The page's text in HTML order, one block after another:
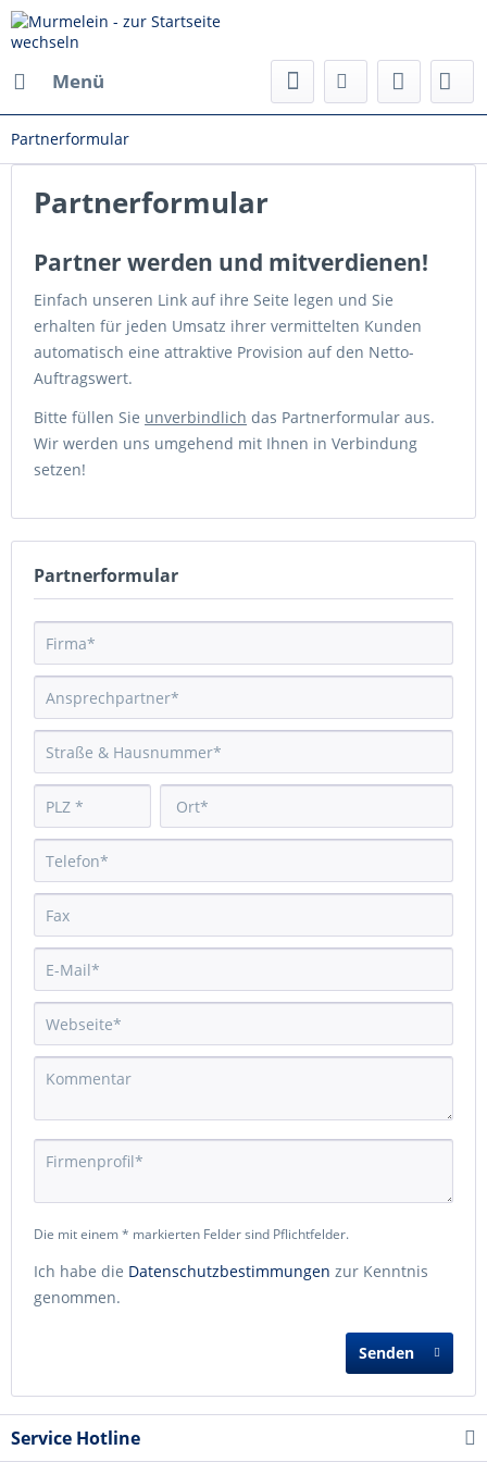
Menü
Partnerformular
Partnerformular
Partner werden und mitverdienen!
Einfach unseren Link auf ihre Seite legen und Sie
erhalten für jeden Umsatz ihrer vermittelten Kunden
automatisch eine attraktive Provision auf den Netto-
Auftragswert.
Bitte füllen Sie unverbindlich das Partnerformular aus.
Wir werden uns umgehend mit Ihnen in Verbindung
setzen!
Partnerformular
Die mit einem * markierten Felder sind Pflichtfelder.
Ich habe die Datenschutzbestimmungen zur Kenntnis
genommen.
Senden
Service Hotline